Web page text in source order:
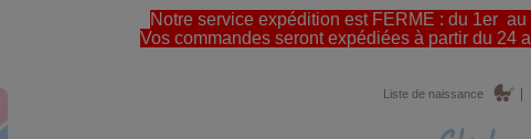
Notre service expédition est FERME : du 1er au
Vos commandes seront expédiées à partir du 24
Liste de naissance